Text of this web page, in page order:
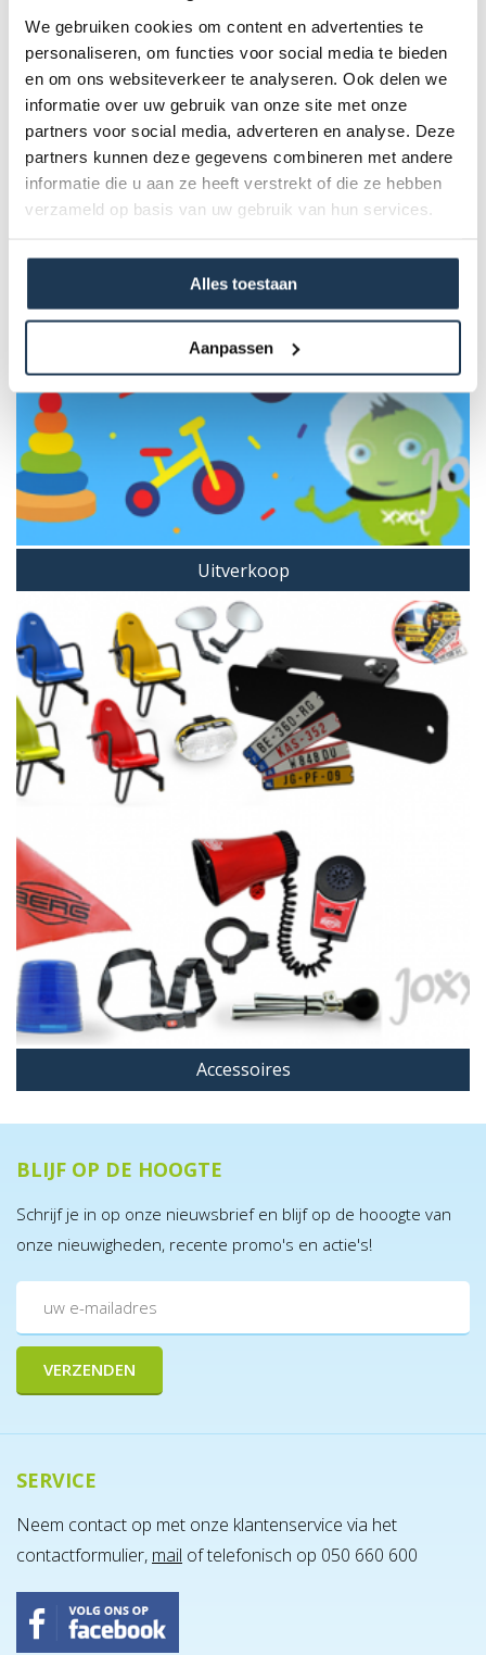
We gebruiken cookies om content en advertenties te
personaliseren, om functies voor social media te bieden
en om ons websiteverkeer te analyseren. Ook delen we
informatie over uw gebruik van onze site met onze
partners voor social media, adverteren en analyse. Deze
partners kunnen deze gegevens combineren met andere
informatie die u aan ze heeft verstrekt of die ze hebben
verzameld op basis van uw gebruik van hun services.
Alles toestaan
Aanpassen
Dit product behoort tot de
volgende categorie(ën)
Uitverkoop
Accessoires
BLIJF OP DE HOOGTE
Schrijf je in op onze nieuwsbrief en blijf op de hooogte van
onze nieuwigheden, recente promo's en actie's!
SERVICE
Neem contact op met onze klantenservice via het
contactformulier, mail of telefonisch op 050 660 600